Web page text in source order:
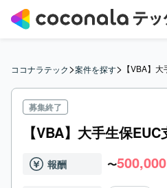
ココナラテック>案件を探す> 【VBA】
募集終了
【VBA】大手生保EUC
報酬 〜500,000